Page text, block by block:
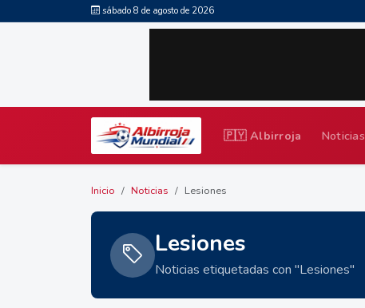
sábado 8 de agosto de 2026
🇵🇾 Albirroja Noticias
Inicio Noticias Lesiones
Lesiones
Noticias etiquetadas con "Lesiones"